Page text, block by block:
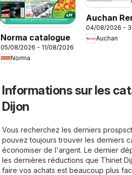
Norma catalogue
05/08/2026 - 11/08/2026
Norma
Auchan
scolaire
04/08/2026 -
Auchan
Informations sur les
Dijon
Vous recherchez les derniers
pouvez toujours trouver les derniers
économiser de l'argent. Le dernier
les dernières réductions que Thiriet
faire vos achats est beaucoup plus